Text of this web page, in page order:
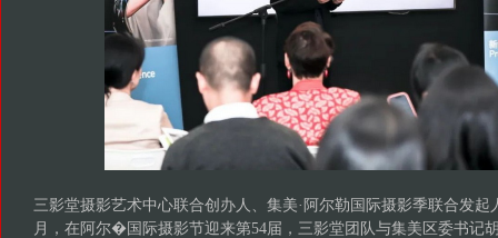
三影堂摄影艺术中心联合创办人、集美·阿尔勒国际摄影季联合发起
月，在阿尔�国际摄影节迎来第54届，三影堂团队与集美区委书记